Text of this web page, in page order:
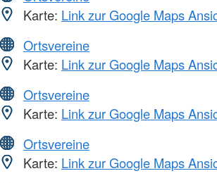
Karte: Link zur Google Maps
Ortsvereine
Karte: Link zur Google Maps
Ortsvereine
Karte: Link zur Google Maps
Ortsvereine
Karte: Link zur Google Maps